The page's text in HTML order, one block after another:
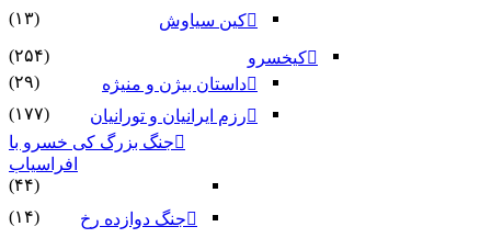
کین سیاوش
(۱۳)
کیخسرو
(۲۵۴)
داستان بیژن و منیژه
(۲۹)
رزم ایرانیان و تورانیان
(۱۷۷)
جنگ بزرگ کی خسرو با
افراسیاب
(۴۴)
جنگ دوازده رخ
(۱۴)